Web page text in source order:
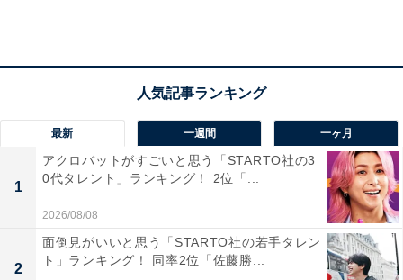
家賃や食費、光熱費など、リアルな収支状況とや
りくりのポイントは？
■神奈川県横浜市、45歳女性世帯の場合
最新 一週間 一ヶ月
1
アクロバットがすごいと思う「STARTO社の3
0代タレント」ランキング！ 2位「...
2026/08/08
2
面倒見がいいと思う「STARTO社の若手タレン
ト」ランキング！ 同率2位「佐藤勝...